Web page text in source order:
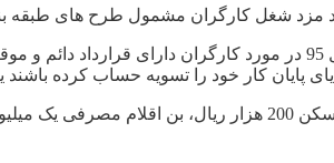
شغل کارگران مشمول طرح های طبقه بندی مشاغل
نرخ پایه سنوات در سال 95 در مورد کارگران
کار خود را تسویه حساب کرده باشند یا خیر، روزانه 10هزار
332 ریال پرداخت می شود.